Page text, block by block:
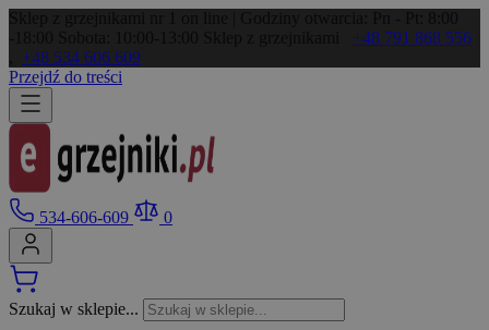
+48 791 868 556
+48 534 606 609
Przejdź do treści
534-606-609 0
Szukaj w sklepie...